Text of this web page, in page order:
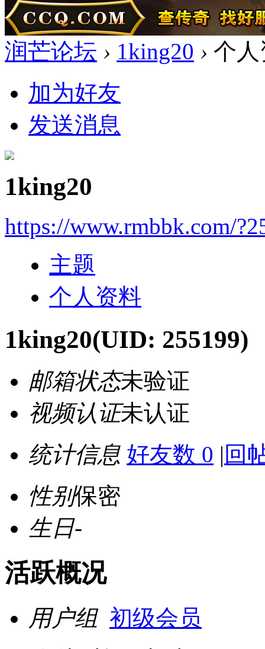
润芒论坛 › 1king20 › 个
加为好友
发送消息
1king20
https://www.rmbbk.com/
主题
个人资料
1king20(UID: 255199)
邮箱状态未验证
视频认证未认证
统计信息 好友数 0 | 回
性别保密
生日-
活跃概况
用户组 初级会员